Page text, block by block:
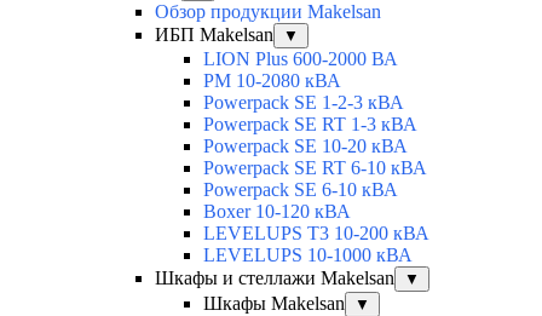
Обзор продукции Makelsan
ИБП Makelsan
▼
LION Plus 600-2000 ВА
PM 10-2080 кВА
Powerpack SE 1-2-3 кВА
Powerpack SE RT 1-3 кВА
Powerpack SE 10-20 кВА
Powerpack SE RT 6-10 кВА
Powerpack SE 6-10 кВА
Boxer 10-120 кВА
LEVELUPS T3 10-200 кВА
LEVELUPS 10-1000 кВА
Шкафы и стеллажи Makelsan
▼
Шкафы Makelsan ▼